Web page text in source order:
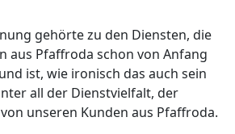
gehörte zu den Diensten, die
aus Pfaffroda schon von Anfang
ist, wie ironisch das auch sein
all der Dienstvielfalt, der
unseren Kunden aus Pfaffroda.